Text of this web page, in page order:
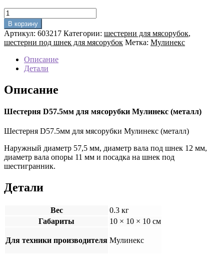
Количество
товара
Шестерня
D57.5мм
для
мясорубки
Мулинекс
(металл)
В корзину
Артикул: 603217 Категории: шестерни для мясорубок,
шестерни под шнек для мясорубок Метка: Мулинекс
Описание
Детали
Описание
Шестерня D57.5мм для мясорубки Мулинекс (металл)
Шестерня D57.5мм для мясорубки Мулинекс (металл)
Наружный диаметр 57,5 мм, диаметр вала под шнек 12 мм,
диаметр вала опоры 11 мм и посадка на шнек под
шестигранник.
Детали
Вес
0.3 кг
Габариты
10 × 10 × 10 см
Для техники производителя Мулинекс